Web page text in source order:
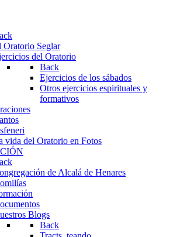
Oratorio Seglar
del Oratorio
Back
Ejercicios de los sábados
Otros ejercicios espirituales y
formativos
vida del Oratorio en Fotos
de Alcalá de Henares
Blogs
Back